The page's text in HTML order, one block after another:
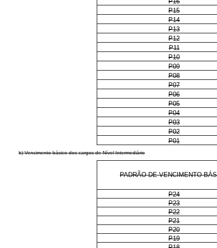
P15
P14
P13
P12
P11
P10
P09
P08
P07
P06
P05
P04
P03
P02
P01
b) Vencimento básico dos cargos de Nível Intermediário
PADRÃO DE VENCIMENTO
P24
P23
P22
P21
P20
P19